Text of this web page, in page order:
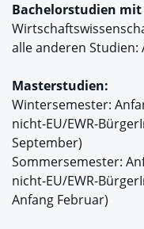
Bachelorstudien
alle anderen Studien:
Masterstudien:
Wintersemester:
nicht-EU/EWR-
September)
Sommersemester:
nicht-EU/EWR-
Anfang Februar)